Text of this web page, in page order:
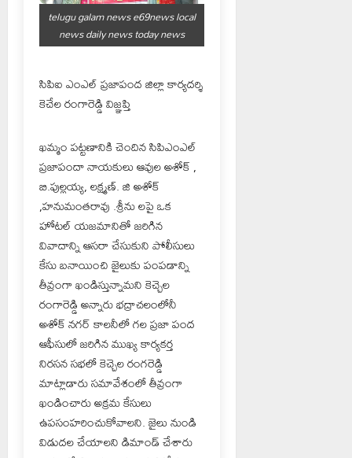
telugu galam news e69news local
news daily news today news
సిపిఐ ఎంఎల్ ప్రజాపంద జిల్లా కార్యదర్శి
కెచేల రంగారెడ్డి విజ్ఞప్తి
ఖమ్మం పట్టణానికి చెందిన సిపిఎంఎల్
ప్రజాపందా నాయకులు ఆవుల అశోక్ ,
బి.పుల్లయ్య, లక్ష్మణ్. జి అశోక్
,హనుమంతరావు .శ్రీను లపై ఒక
హోటల్ యజమానితో జరిగిన
వివాదాన్ని ఆసరా చేసుకుని పోలీసులు
కేసు బనాయించి జైలుకు పంపడాన్ని
తీవ్రంగా ఖండిస్తున్నామని కెచ్చెల
రంగారెడ్డి అన్నారు భద్రాచలంలోనీ
అశోక్ నగర్ కాలనీలో గల ప్రజా పంద
ఆఫీసులో జరిగిన ముఖ్య కార్యకర్త
నిరసన సభలో కెచ్చెల రంగరెడ్డి
మాట్లాడారు సమావేశంలో తీవ్రంగా
ఖండించారు అక్రమ కేసులు
ఉపసంహరించుకోవాలని. జైలు నుండి
విడుదల చేయాలని డిమాండ్ చేశారు